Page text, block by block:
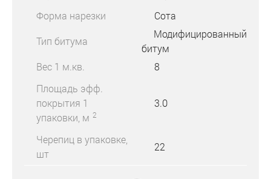
Форма нарезки
Сота
Тип битума
Модифицированный
битум
Вес 1 м.кв.
8
Площадь эфф.
покрытия 1
упаковки, м 2
3.0
Черепиц в упаковке,
шт
22